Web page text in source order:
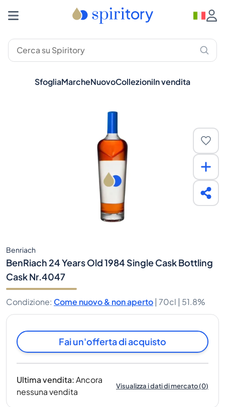
SfogliaMarcheNuovoCollezioniIn vendita
Benriach
BenRiach 24 Years Old 1984 Single Cask Bottling
Cask Nr.4047
Condizione: Come nuovo & non aperto | 70cl | 51.8%
Fai un'offerta di acquisto
Ultima vendita:Ancora
nessuna vendita
Visualizza i dati di mercato(0)